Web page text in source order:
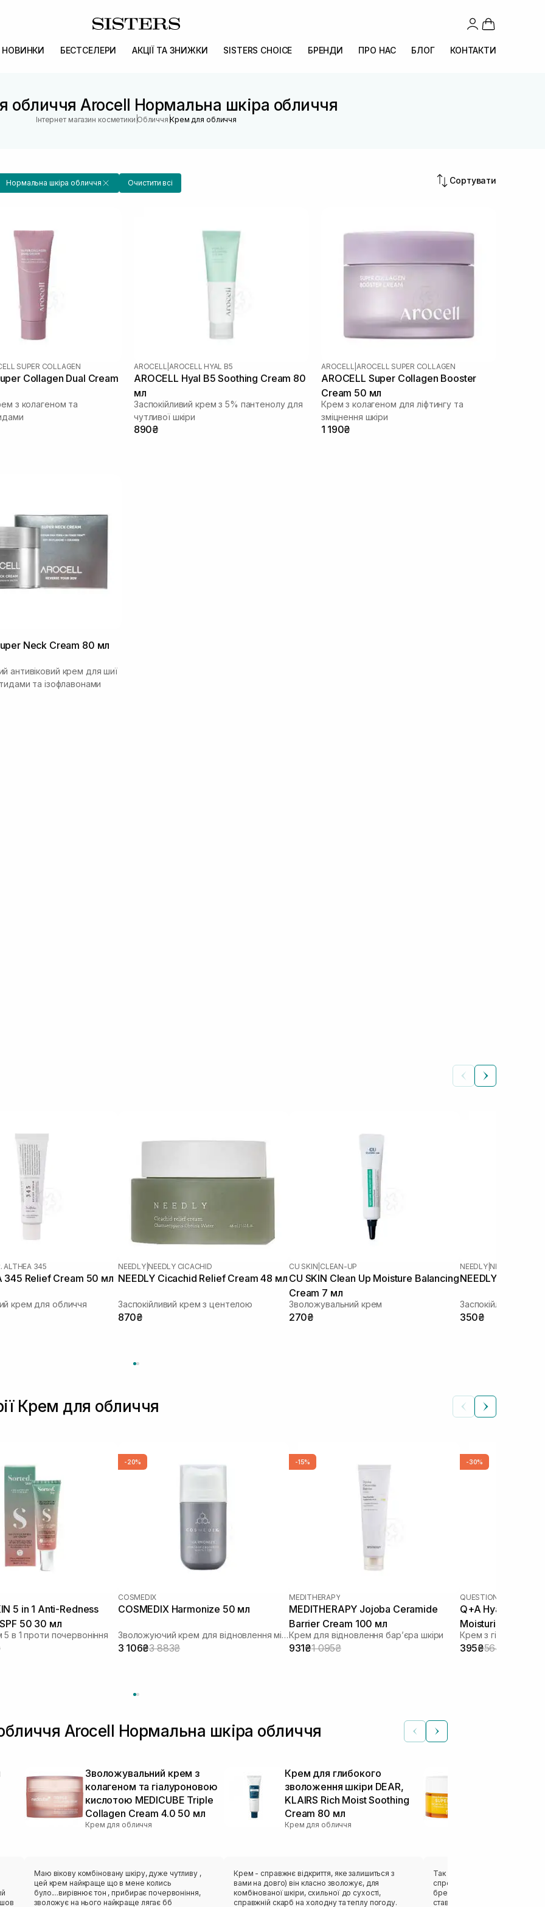
НОВИНКИ БЕСТСЕЛЕРИ АКЦІЇ ТА ЗНИЖКИ SISTERS CHOICE БРЕНДИ ПРО НАС БЛОГ КОНТАКТИ
обличчя Arocell Нормальна шкіра обличчя
Інтернет магазин косметики |Обличчя |Крем для обличчя
Нормальна шкіра обличчя Очистити всі Сортувати
SUPER COLLAGEN
Collagen Dual Cream
з колагеном та
AROCELL AROCELL HYAL B5
AROCELL Hyal B5 Soothing Cream 80
мл
Заспокійливий крем з 5% пантенолу для
чутливої шкіри
890₴
AROCELL AROCELL SUPER COLLAGEN
AROCELL Super Collagen Booster
Cream 50 мл
Крем з колагеном для ліфтингу та
зміцнення шкіри
1 190₴
Neck Cream 80 мл
антивіковий крем для шиї
та ізофлавонами
ALTHEA 345
345 Relief Cream 50 мл
крем для обличчя
NEEDLY| NEEDLY CICACHID
NEEDLY Cicachid Relief Cream 48 мл
Заспокійливий крем з центелою
870₴
CU SKIN CLEAN-UP
CU SKIN Clean Up Moisture Balancing
Cream 7 мл
Зволожувальний крем
270₴
NEEDLY| NEEDLY
NEEDLY
Заспокійливий
350₴
Крем для обличчя
5 in 1 Anti-Redness
50 30 мл
в 1 проти почервоніння
-20%
COSMEDIX
COSMEDIX Harmonize 50 мл
Зволожуючий крем для відновлення мікробіома
3 106₴3 883₴
-15%
MEDITHERAPY
MEDITHERAPY Jojoba Ceramide
Barrier Cream 100 мл
Крем для відновлення барʼєра шкіри
931₴1 095₴
-30%
QUESTION AND
Q+A Hyaluronic
Moisturiser 75 мл
Крем з
395₴564₴
Arocell Нормальна шкіра обличчя
Зволожувальний крем з
колагеном та гіалуроновою
кислотою MEDICUBE Triple
Collagen Cream 4.0 50 мл
Крем для обличчя
Маю вікову комбіновану шкіру, дуже чутливу ,
цей крем найкраще що в мене колись
було....вирівнює тон , прибирає почервоніння,
зволожує на нього найкраще лягає бб
Крем для глибокого
зволоження шкіри DEAR,
KLAIRS Rich Moist Soothing
Cream 80 мл
Крем для обличчя
Крем - справжнє відкриття, яке залишиться з
вами на довго) він класно зволожує, для
комбінованої шкіри, схильної до сухості,
справжній скарб на холодну та теплу погоду.
Так як я являюсь фанатом
спробувати цей крем, люблю
бренду, тому мала великі
став для мене супер, легка